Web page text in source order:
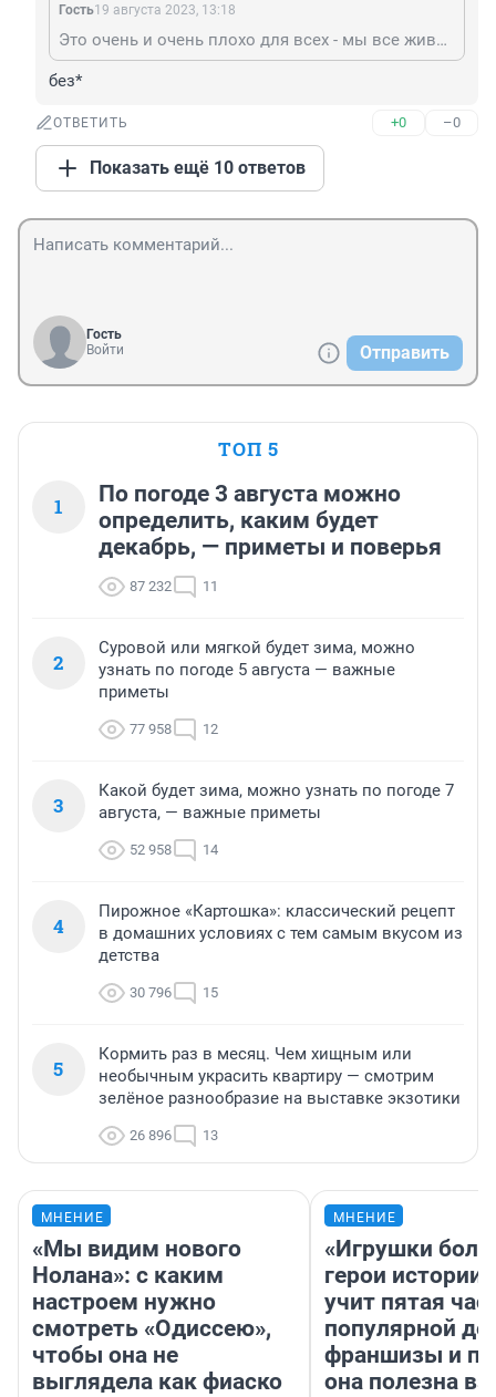
Гость19 августа 2023, 13:18
Это очень и очень плохо для всех - мы все живем на планете земля и не важно, где горят леса - дышать бес леса будет хуже всем, лично мне всегда очень больно и жалко , когда пожар уничтожает такую красоту
без*
ОТВЕТИТЬ +0 –0
Показать ещё 10 ответов
Гость
Войти
Отправить
ТОП 5
1
По погоде 3 августа можно
определить, каким будет
декабрь, — приметы и поверья
87 232 11
2
Суровой или мягкой будет зима, можно
узнать по погоде 5 августа — важные
приметы
77 958 12
3
Какой будет зима, можно узнать по погоде 7
августа, — важные приметы
52 958 14
4
Пирожное «Картошка»: классический рецепт
в домашних условиях с тем самым вкусом из
детства
30 796 15
5
Кормить раз в месяц. Чем хищным или
необычным украсить квартиру — смотрим
зелёное разнообразие на выставке экзотики
26 896 13
МНЕНИЕ
«Мы видим нового
Нолана»: с каким
настроем нужно
смотреть «Одиссею»,
чтобы она не
выглядела как фиаско
МНЕНИЕ
«Игрушки
герои
учит пятая
популярной
франшизы и
она полезна